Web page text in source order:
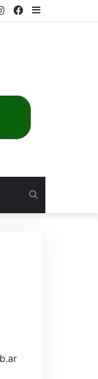
Facebook
Instagram